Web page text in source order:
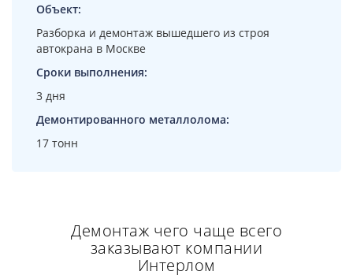
Объект:
Разборка и демонтаж вышедшего из строя
автокрана в Москве
Сроки выполнения:
3 дня
Демонтированного металлолома:
17 тонн
Демонтаж чего чаще всего
заказывают компании
Интерлом